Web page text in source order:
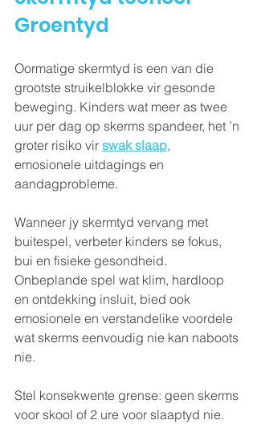
Groentyd
Oormatige skermtyd is een van die
grootste struikelblokke vir gesonde
beweging. Kinders wat meer as twee
uur per dag op skerms spandeer, het ’n
groter risiko vir swak slaap,
emosionele uitdagings en
aandagprobleme.
Wanneer jy skermtyd vervang met
buitespel, verbeter kinders se fokus,
bui en fisieke gesondheid.
Onbeplande spel wat klim, hardloop
en ontdekking insluit, bied ook
emosionele en verstandelike voordele
wat skerms eenvoudig nie kan naboots
nie.
Stel konsekwente grense: geen skerms
voor skool of 2 ure voor slaaptyd nie.